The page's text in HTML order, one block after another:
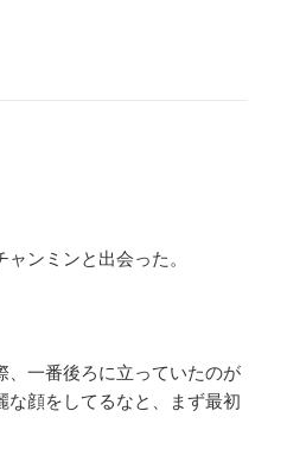
ンミンと出会った。
、一番後ろに立っていたのが
な顔をしてるなと、まず最初